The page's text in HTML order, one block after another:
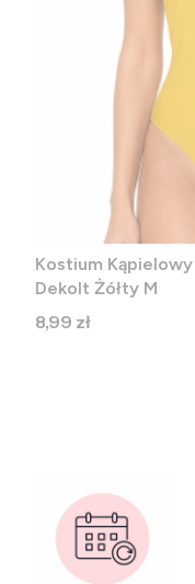
Kostium
Dekolt Żółty M
Cena
8,99 zł